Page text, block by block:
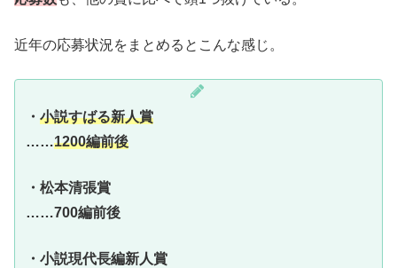
近年の応募状況をまとめるとこんな感じ。
・ 小説すばる新人賞
……1200編前後
・松本清張賞
……700編前後
・小説現代長編新人賞